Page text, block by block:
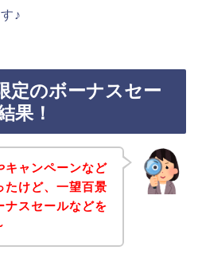
♪
定のボーナスセー
果！
キャンペーンなど
たけど、一望百景
ナスセールなどを